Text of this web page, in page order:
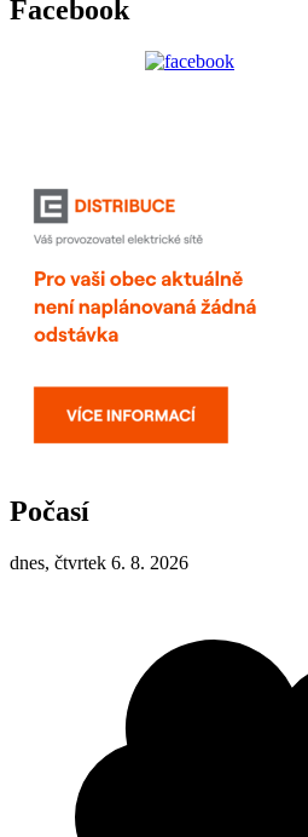
Facebook
Počasí
dnes, čtvrtek 6. 8. 2026